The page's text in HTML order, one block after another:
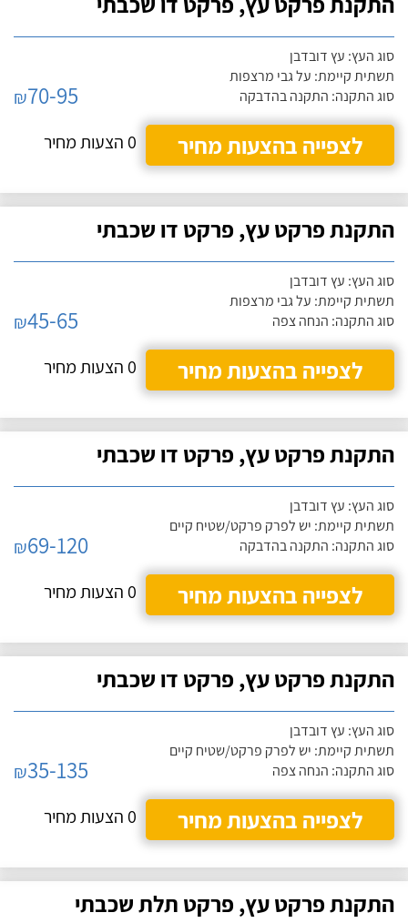
סוג העץ: עץ דובדבן
תשתית קיימת: על גבי מרצפות
סוג התקנה: התקנה בהדבקה
₪70-95
לצפייה בהצעות מחיר
0 הצעות מחיר
התקנת פרקט עץ, פרקט דו שכבתי
סוג העץ: עץ דובדבן
תשתית קיימת: על גבי מרצפות
סוג התקנה: הנחה צפה
₪45-65
לצפייה בהצעות מחיר
0 הצעות מחיר
התקנת פרקט עץ, פרקט דו שכבתי
סוג העץ: עץ דובדבן
תשתית קיימת: יש לפרק פרקט/שטיח קיים
סוג התקנה: התקנה בהדבקה
₪69-120
לצפייה בהצעות מחיר
0 הצעות מחיר
התקנת פרקט עץ, פרקט דו שכבתי
סוג העץ: עץ דובדבן
תשתית קיימת: יש לפרק פרקט/שטיח קיים
סוג התקנה: הנחה צפה
₪35-135
לצפייה בהצעות מחיר
0 הצעות מחיר
התקנת פרקט עץ, פרקט תלת שכבתי